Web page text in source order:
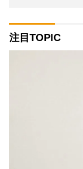
注目TOPIC